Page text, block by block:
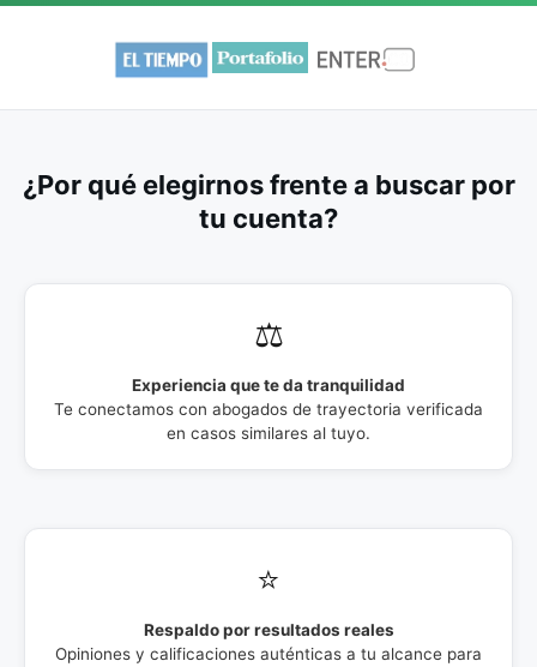
¿Por qué elegirnos frente a buscar por
tu cuenta?
⚖️
Experiencia que te da tranquilidad
Te conectamos con abogados de trayectoria verificada
en casos similares al tuyo.
⭐
Respaldo por resultados reales
Opiniones y calificaciones auténticas a tu alcance para